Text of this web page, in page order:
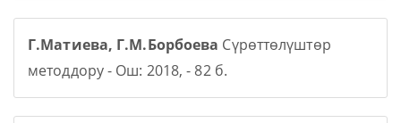
Г.Матиева, Г.М.Борбоева Сүрөттөлүштөр
методдору - Ош: 2018, - 82 б.